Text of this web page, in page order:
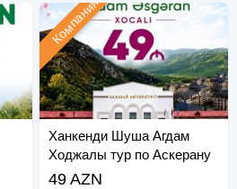
Ханкенди Шуша Агдам
Ходжалы тур по Аскерану
Компания
49 AZN